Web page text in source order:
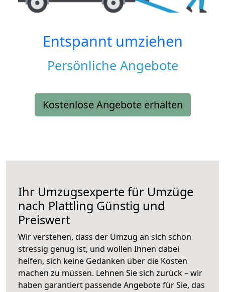
Entspannt umziehen
Persönliche Angebote
Kostenlose Angebote erhalten
Ihr Umzugsexperte für Umzüge
nach Plattling Günstig und
Preiswert
Wir verstehen, dass der Umzug an sich schon
stressig genug ist, und wollen Ihnen dabei
helfen, sich keine Gedanken über die Kosten
machen zu müssen. Lehnen Sie sich zurück – wir
haben garantiert passende Angebote für Sie, das